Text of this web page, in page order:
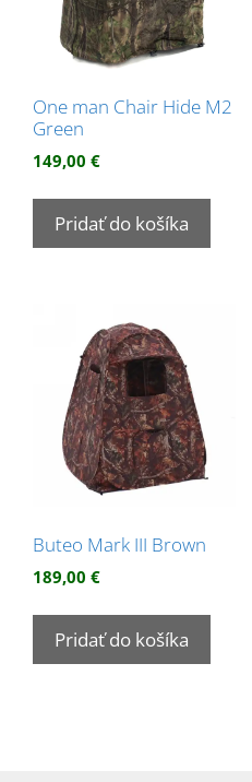
One man Chair Hide M2
Green
149,00 €
Pridať do košíka
Buteo Mark III Brown
189,00 €
Pridať do košíka